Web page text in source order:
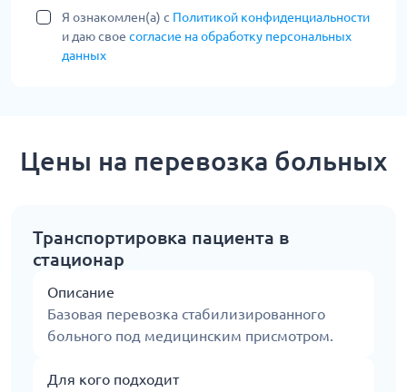
Я ознакомлен(а) с Политикой конфиденциальности
и даю свое согласие на обработку персональных
данных
Цены на перевозка больных
Транспортировка пациента в
стационар
Описание
Базовая перевозка стабилизированного
больного под медицинским присмотром.
Для кого подходит